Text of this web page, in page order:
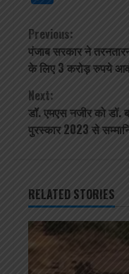
Continue
Reading
Previous:
पंजाब सरकार ने
के लिए 3 करोड़ रुपये
Next:
डॉ. एमएस नजीर को डॉ.
पुरस्कार 2023 से
RELATED STORIES